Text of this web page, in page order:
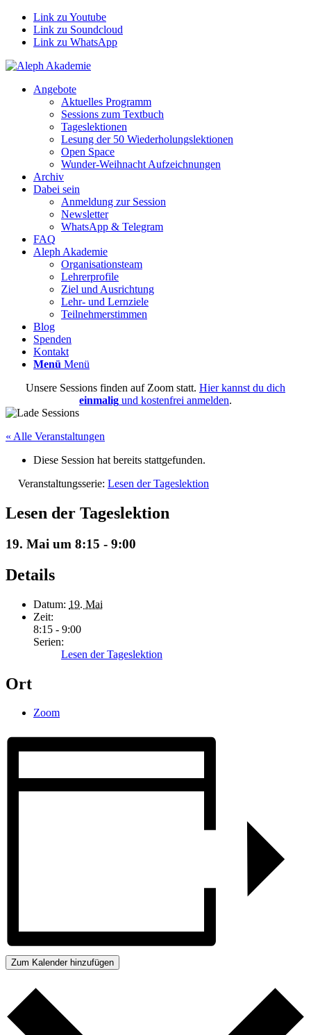
Link zu Youtube
Link zu Soundcloud
Link zu WhatsApp
Angebote
Aktuelles Programm
Sessions zum Textbuch
Tageslektionen
Lesung der 50 Wiederholungslektionen
Open Space
Wunder-Weihnacht Aufzeichnungen
Archiv
Dabei sein
Anmeldung zur Session
Newsletter
WhatsApp & Telegram
FAQ
Aleph Akademie
Organisationsteam
Lehrerprofile
Ziel und Ausrichtung
Lehr- und Lernziele
Teilnehmerstimmen
Blog
Spenden
Kontakt
Menü Menü
Unsere Sessions finden auf Zoom statt. Hier kannst du dich
einmalig und kostenfrei anmelden.
« Alle Veranstaltungen
Diese Session hat bereits stattgefunden.
Veranstaltungsserie: Lesen der Tageslektion
Lesen der Tageslektion
19. Mai um 8:15 - 9:00
Details
Datum: 19. Mai
Zeit:
8:15 - 9:00
Serien:
Lesen der Tageslektion
Ort
Zoom
Zum Kalender hinzufügen